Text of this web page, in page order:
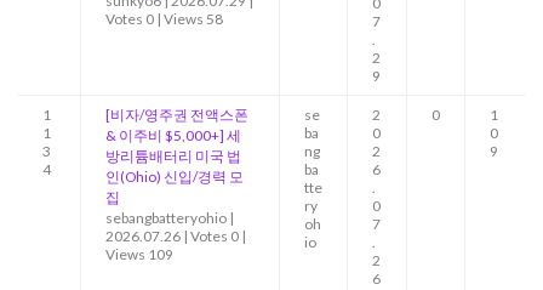
Votes 0 | Views 58
7
.
2
9
1
1
3
4
[비자/영주권 전액스폰
& 이주비 $5,000+] 세
방리튬배터리 미국 법
인(Ohio) 신입/경력 모
집
sebangbatteryohio |
2026.07.26 | Votes 0 |
Views 109
se
ba
ng
ba
tte
ry
oh
io
2
0
2
6
.
0
7
.
2
6
0
1
0
9